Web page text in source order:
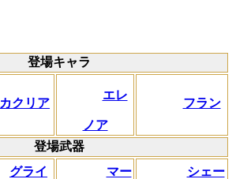
登場キャラ
カクリア
エレ
ノア
フラン
登場武器
グライ
マー
シェー